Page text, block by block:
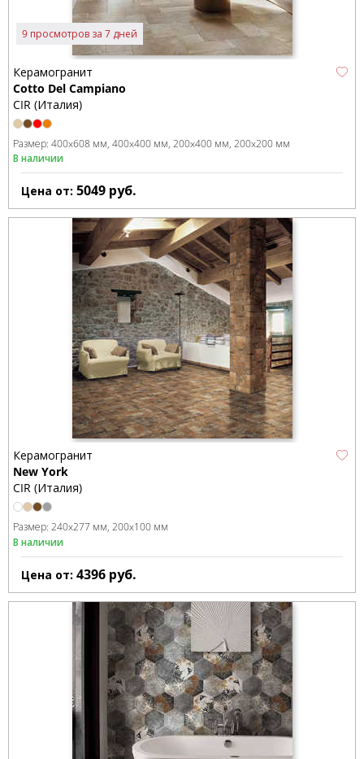
9 просмотров за 7 дней
Керамогранит
Cotto Del Campiano
CIR (Италия)
Размер: 400x608 мм 400x400 мм 200x400 мм 200x200 мм
В наличии
Цена от: 5049 руб.
Керамогранит
New York
CIR (Италия)
Размер: 240x277 мм 200x100 мм
В наличии
Цена от: 4396 руб.